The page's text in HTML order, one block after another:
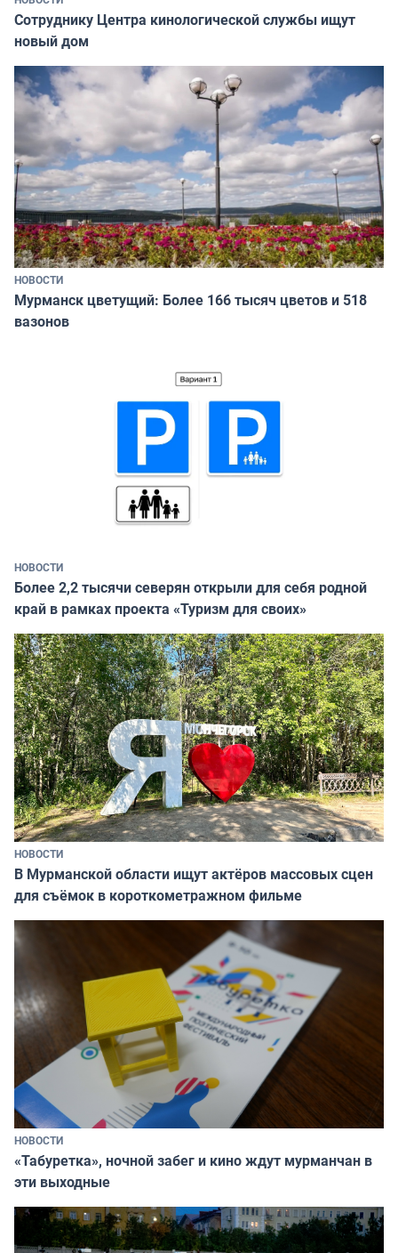
Сотруднику Центра кинологической службы ищут
новый дом
НОВОСТИ
Мурманск цветущий: Более 166 тысяч цветов и 518
вазонов
НОВОСТИ
Более 2,2 тысячи северян открыли для себя родной
край в рамках проекта «Туризм для своих»
НОВОСТИ
В Мурманской области ищут актёров массовых сцен
для съёмок в короткометражном фильме
НОВОСТИ
«Табуретка», ночной забег и кино ждут мурманчан в
эти выходные